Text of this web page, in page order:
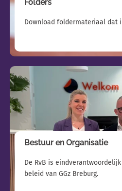
Folders
Download foldermateriaal dat
Bestuur en Organisatie
De RvB is
beleid van GGz Breburg.